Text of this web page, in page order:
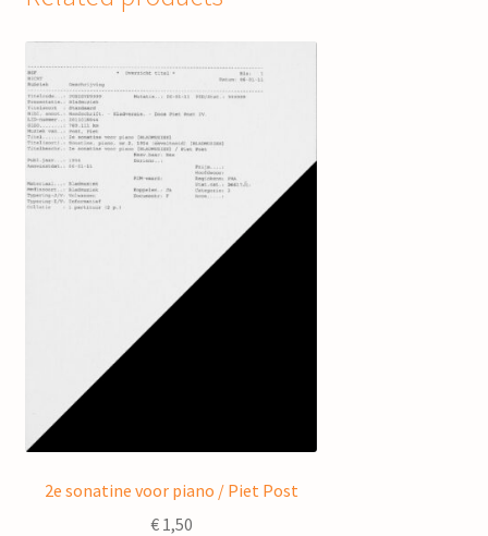
2e sonatine voor piano / Piet Post
€1,50